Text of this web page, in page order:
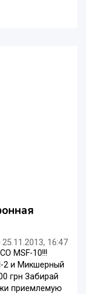
25.11.2013, 16:47
MSF-10!!!
2 и Микшерный
грн Забирай
приемлемую